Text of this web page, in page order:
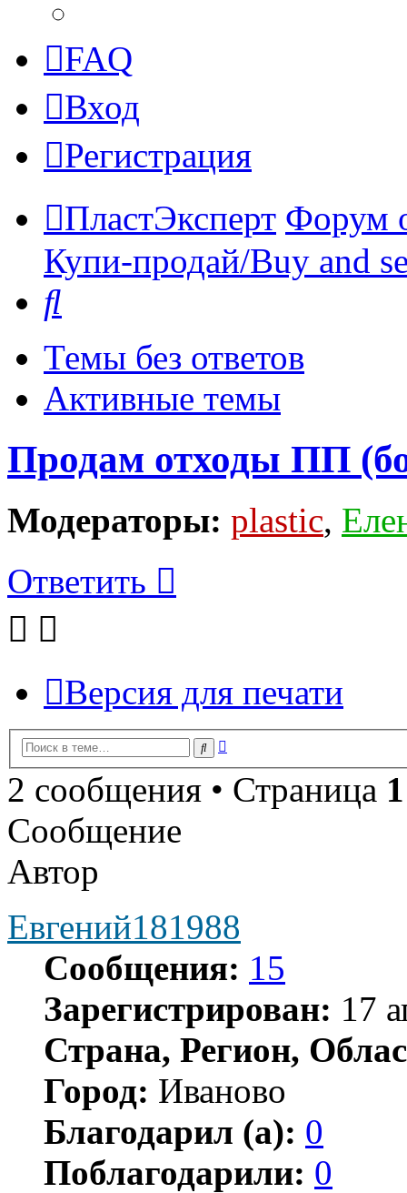
FAQ
Вход
Регистрация
ПластЭксперт Форум
Купи-продай/Buy and
Темы без ответов
Активные темы
Продам отходы ПП
Модераторы: plastic,
Ответить
Версия для печати
Поиск
2 сообщения • Страница 1
Сообщение
Автор
Евгений181988
Сообщения: 15
Зарегистрирован: 17
Страна, Регион,
Город: Иваново
Благодарил (а): 0
Поблагодарили: 0